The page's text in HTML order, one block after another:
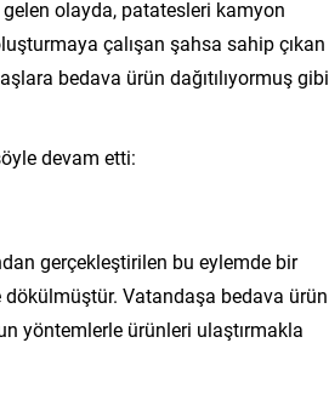
gelen olayda, patatesleri kamyon
çalışan şahsa sahip çıkan
bedava ürün dağıtılıyormuş gibi
devam etti:
gerçekleştirilen bu eylemde bir
Vatandaşa bedava ürün
yöntemlerle ürünleri ulaştırmakla